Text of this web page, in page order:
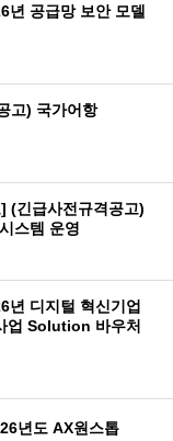
년 공급망 보안 모델
고) 국가어항
(긴급사전규격공고)
스템 운영
년 디지털 혁신기업
업 Solution 바우처
년도 AX원스톱